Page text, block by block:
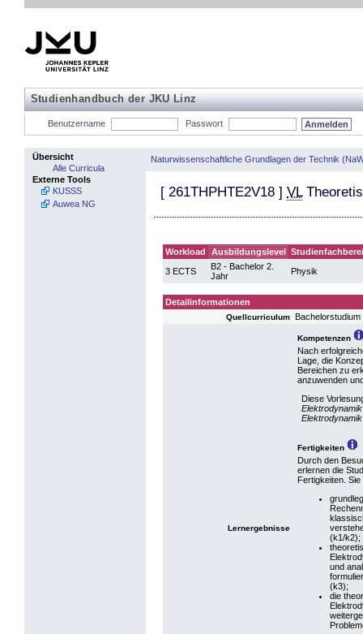
Studienhandbuch der JKU Linz
Benutzername Passwort
Übersicht
Alle Curricula
Externe Tools
KUSSS
Auwea NG
Naturwissenschaftliche Grundlagen der Technik
[ 261THPHTE2V18 ] VL
Workload Ausbildungslevel
3 ECTS
B2 - Bachelor 2.
Jahr
Physik
Detailinformationen
Quellcurriculum
Lernergebnisse
Kompetenzen
Nach
Lage, die
Bereichen zu
anzuwenden
Diese
Fertigkeiten
Durch den
erlernen die
Fertigkeiten.
(k1/k2);
und
(k3);
die